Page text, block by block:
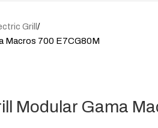
Grill
Macros 700 E7CG80M
Modular Gama